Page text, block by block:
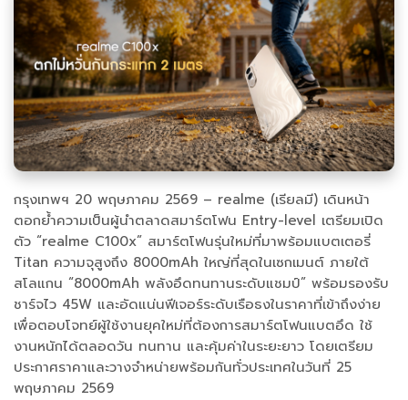
กรุงเทพฯ 20 พฤษภาคม 2569 – realme (เรียลมี) เดินหน้า
ตอกย้ำความเป็นผู้นำตลาดสมาร์ตโฟน Entry-level เตรียมเปิด
ตัว “realme C100x” สมาร์ตโฟนรุ่นใหม่ที่มาพร้อมแบตเตอรี่
Titan ความจุสูงถึง 8000mAh ใหญ่ที่สุดในเซกเมนต์ ภายใต้
สโลแกน “8000mAh พลังอึดทนทานระดับแชมป์” พร้อมรองรับ
ชาร์จไว 45W และอัดแน่นฟีเจอร์ระดับเรือธงในราคาที่เข้าถึงง่าย
เพื่อตอบโจทย์ผู้ใช้งานยุคใหม่ที่ต้องการสมาร์ตโฟนแบตอึด ใช้
งานหนักได้ตลอดวัน ทนทาน และคุ้มค่าในระยะยาว โดยเตรียม
ประกาศราคาและวางจำหน่ายพร้อมกันทั่วประเทศในวันที่ 25
พฤษภาคม 2569